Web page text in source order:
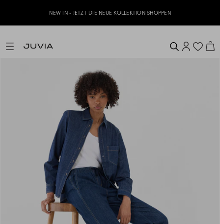
NEW IN - JETZT DIE NEUE KOLLEKTION SHOPPEN